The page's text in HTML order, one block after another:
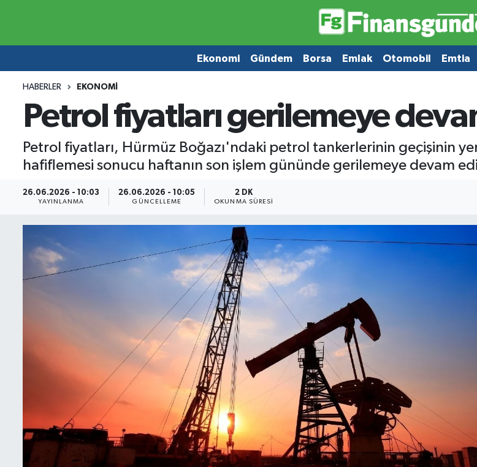
Ekonomi Gündem Borsa Emlak Otomobil Emtia
HABERLER EKONOMI
Petrol fiyatları gerilemeye
Petrol fiyatları, Hürmüz Boğazı'ndaki petrol tankerlerinin geçişinin
hafiflemesi sonucu haftanın son işlem gününde gerilemeye devam
26.06.2026 - 10:03
YAYINLANMA
26.06.2026 - 10:05
GÜNCELLEME
2 DK
OKUNMA SÜRESI
Ekonomi
Borsa
Emlak
Emtia
Otomobil
Hakkımızda
Ekonomi
Borsa
Emlak
Otomobil
Emtia
Yapay Zeka